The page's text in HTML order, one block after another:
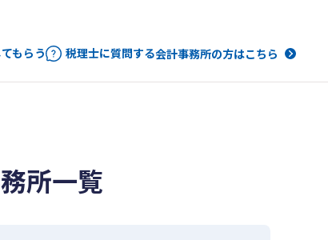
もらう 税理士に質問する会計事務所の方はこちら
所一覧